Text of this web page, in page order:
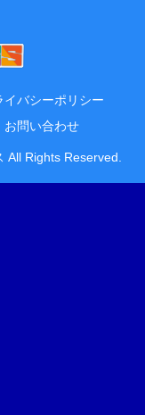
イバシーポリシー
お問い合わせ
Rights Reserved.